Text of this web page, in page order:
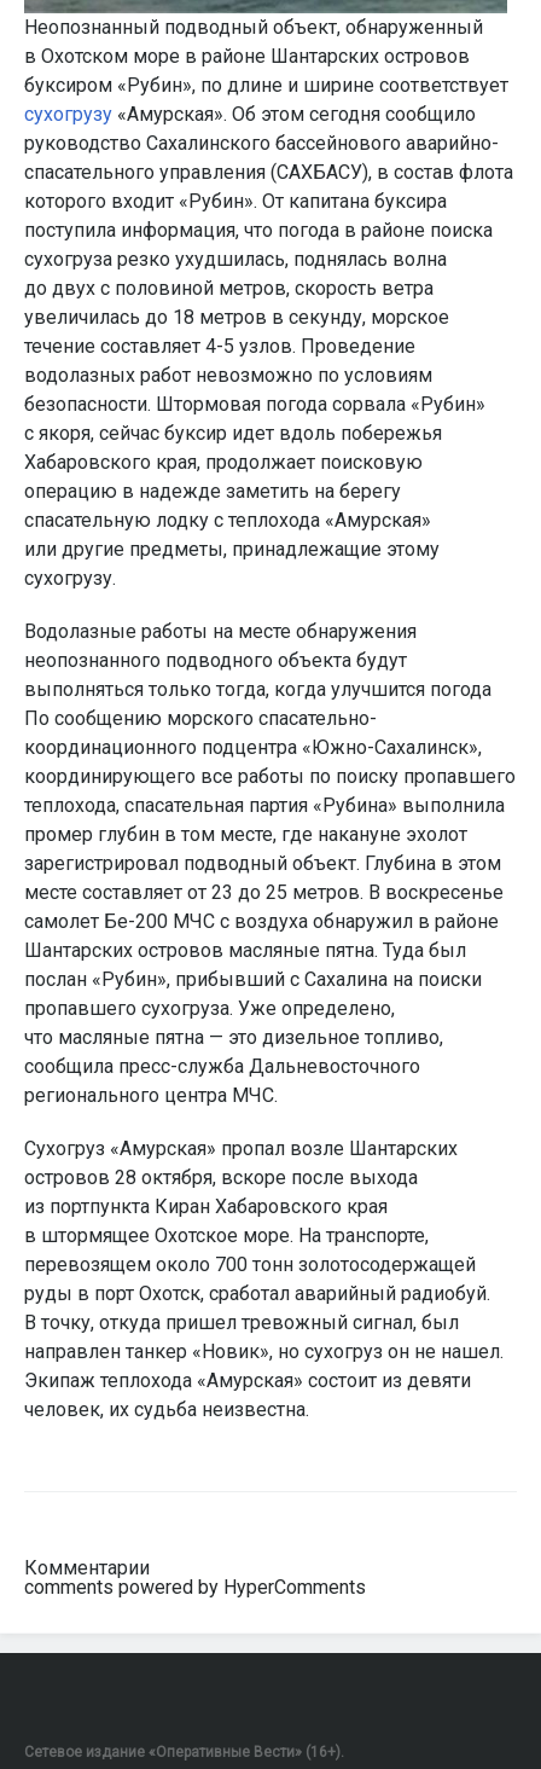
Неопознанный подводный объект, обнаруженный
в Охотском море в районе Шантарских островов
буксиром «Рубин», по длине и ширине соответствует
сухогрузу «Амурская». Об этом сегодня сообщило
руководство Сахалинского бассейнового аварийно-
спасательного управления (САХБАСУ), в состав флота
которого входит «Рубин». От капитана буксира
поступила информация, что погода в районе поиска
сухогруза резко ухудшилась, поднялась волна
до двух с половиной метров, скорость ветра
увеличилась до 18 метров в секунду, морское
течение составляет 4-5 узлов. Проведение
водолазных работ невозможно по условиям
безопасности. Штормовая погода сорвала «Рубин»
с якоря, сейчас буксир идет вдоль побережья
Хабаровского края, продолжает поисковую
операцию в надежде заметить на берегу
спасательную лодку с теплохода «Амурская»
или другие предметы, принадлежащие этому
сухогрузу.
Водолазные работы на месте обнаружения
неопознанного подводного объекта будут
выполняться только тогда, когда улучшится погода
По сообщению морского спасательно-
координационного подцентра «Южно-Сахалинск»,
координирующего все работы по поиску пропавшего
теплохода, спасательная партия «Рубина» выполнила
промер глубин в том месте, где накануне эхолот
зарегистрировал подводный объект. Глубина в этом
месте составляет от 23 до 25 метров. В воскресенье
самолет Бе-200 МЧС с воздуха обнаружил в районе
Шантарских островов масляные пятна. Туда был
послан «Рубин», прибывший с Сахалина на поиски
пропавшего сухогруза. Уже определено,
что масляные пятна — это дизельное топливо,
сообщила пресс-служба Дальневосточного
регионального центра МЧС.
Сухогруз «Амурская» пропал возле Шантарских
островов 28 октября, вскоре после выхода
из портпункта Киран Хабаровского края
в штормящее Охотское море. На транспорте,
перевозящем около 700 тонн золотосодержащей
руды в порт Охотск, сработал аварийный радиобуй.
В точку, откуда пришел тревожный сигнал, был
направлен танкер «Новик», но сухогруз он не нашел.
Экипаж теплохода «Амурская» состоит из девяти
человек, их судьба неизвестна.
Комментарии
comments powered by HyperComments
Сетевое издание «Оперативные Вести» (16+).